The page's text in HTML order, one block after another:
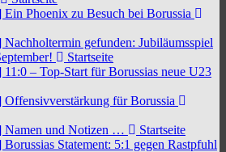
Ein Phoenix zu Besuch bei Borussia
Nachholtermin gefunden: Jubiläumsspiel
Startseite
11:0 – Top-Start für Borussias neue U23
Offensivverstärkung für Borussia
Namen und Notizen …
Startseite
Borussias Statement: 5:1 gegen Rastpfuhl